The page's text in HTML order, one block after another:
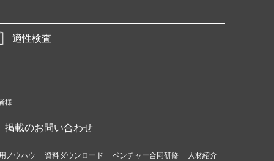
適性検査
様
掲載のお問い合わせ
ノウハウ 資料ダウンロード ベンチャー合同研修
人材紹介